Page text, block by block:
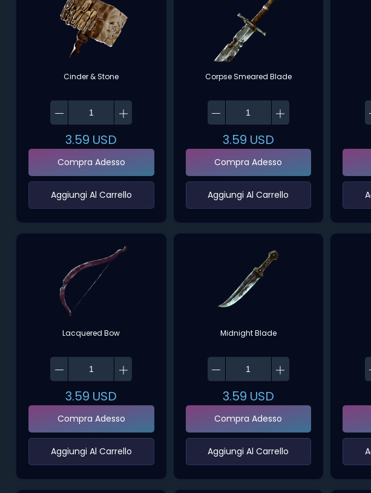
Cinder & Stone
3.59 USD
Compra Adesso
‌Aggiungi Al Carrello‌
Corpse Smeared Blade
3.59 USD
Compra Adesso
‌Aggiungi Al Carrello‌
Lacquered Bow
3.59 USD
Compra Adesso
‌Aggiungi Al Carrello‌
Midnight Blade
3.59 USD
Compra Adesso
‌Aggiungi Al Carrello‌